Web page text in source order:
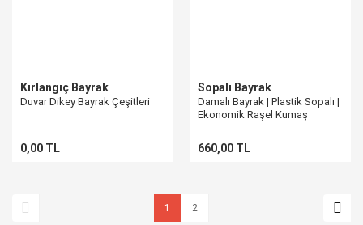
Kırlangıç Bayrak
Duvar Dikey Bayrak Çeşitleri
0,00 TL
Sopalı Bayrak
Damalı Bayrak | Plastik Sopalı |
Ekonomik Raşel Kumaş
660,00 TL
1 2